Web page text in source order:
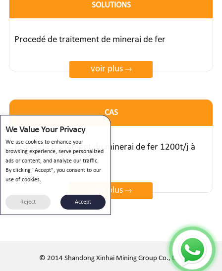
SOLUTIONS
Procedé de traitement de minerai de fer
voir plus
СAS
Projet de traitement du minerai de fer 1200t/j à
Shanxi
voir plus
© 2014 Shandong Xinhai Mining Group Co., Ltd.
We Value Your Privacy
We use cookies to enhance your
browsing experience, serve personalized
ads or content, and analyze our traffic.
By clicking "Accept", you consent to our
use of cookies.
Reject Accept